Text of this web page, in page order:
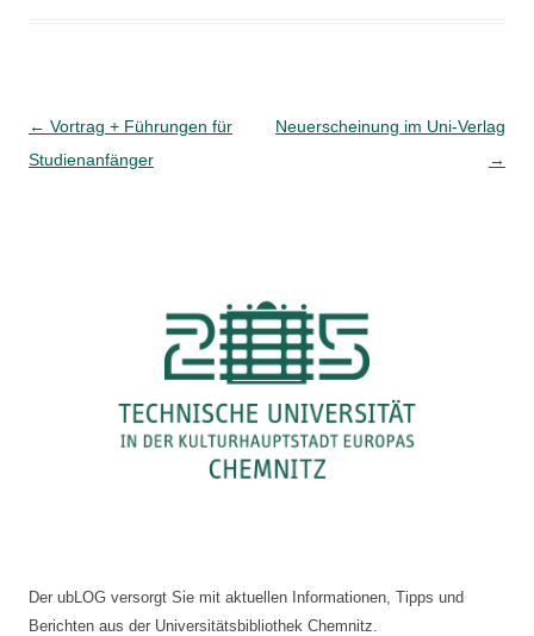
Beitragsnavigation
← Vortrag + Führungen für
Studienanfänger
Neuerscheinung im Uni-Verlag
→
Der ubLOG versorgt Sie mit aktuellen Informationen, Tipps und
Berichten aus der Universitätsbibliothek Chemnitz.